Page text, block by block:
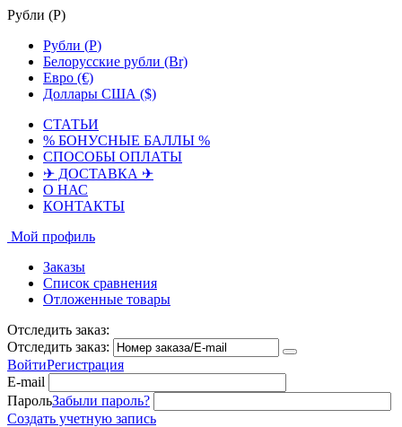
Рубли (Р)
Рубли (Р)
Белорусские рубли (Br)
Евро (€)
Доллары США ($)
СТАТЬИ
% БОНУСНЫЕ БАЛЛЫ %
СПОСОБЫ ОПЛАТЫ
✈ ДОСТАВКА ✈
О НАС
КОНТАКТЫ
Мой профиль
Заказы
Список сравнения
Отложенные товары
Отследить заказ:
Отследить заказ:
ВойтиРегистрация
E-mail
ПарольЗабыли пароль?
Создать учетную запись